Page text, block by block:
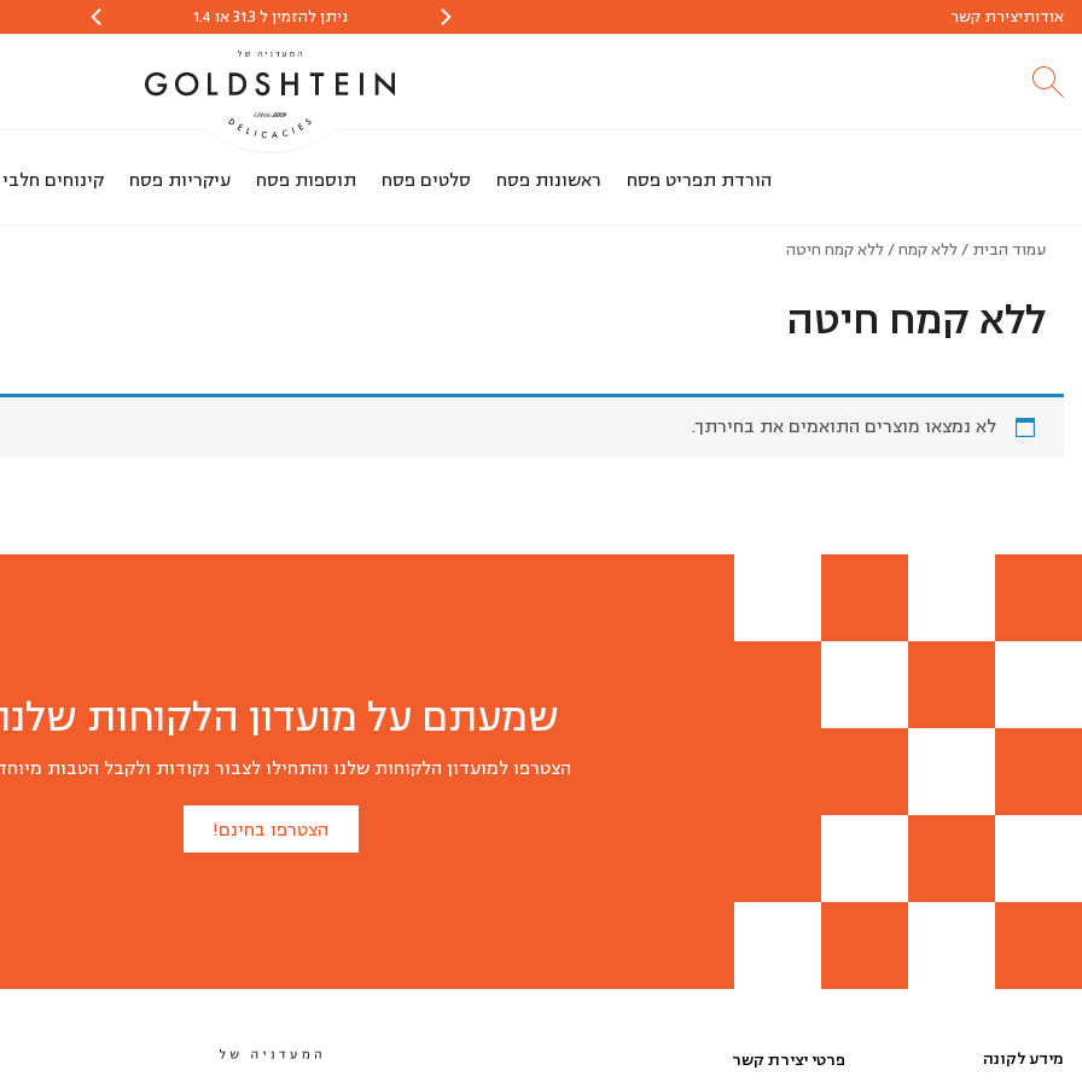
חג שמח ניתן להזמין ל 31.3 או 1.4 אודותיצירת קשר
הורדת תפריט פסח ראשונות פסח סלטים פסח תוספות פסח עיקריות פסח קינוחים
עמוד הבית /ללא קמח/ ללא קמח חיטה
ללא קמח חיטה
לא נמצאו מוצרים התואמים את בחירתך.
שמעתם על מועדון הלקוחות
הצטרפו למועדון הלקוחות שלנו והתחילו לצבור נקודות ולקבל הטבות
הצטרפו בחינם!
מידע לקונה פרטי יצירת קשר